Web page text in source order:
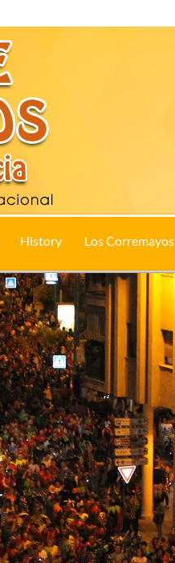
History Los Corremayos